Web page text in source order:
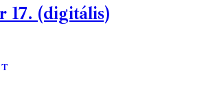
17. (digitális)